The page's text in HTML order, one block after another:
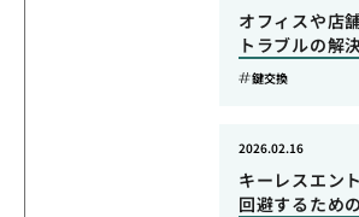
オフィスや店
トラブルの解
鍵交換
キーレスエン
回避するため
2026.02.16